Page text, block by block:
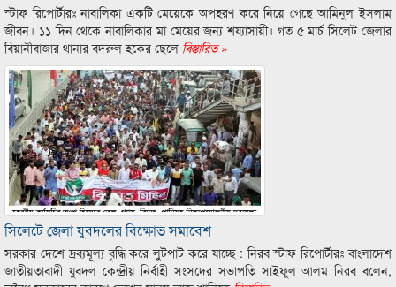
স্টাফ রিপোর্টারঃ নাবালিকা একটি মেয়েকে অপহরণ করে নিয়ে গেছে আমিনুল ইসলাম
জীবন। ১১ দিন থেকে নাবালিকার মা মেয়ের জন্য শয্যাসায়ী। গত ৫ মার্চ সিলেট জেলার
বিয়ানীবাজার থানার বদরুল হকের ছেলে বিস্তারিত »
সিলেটে জেলা যুবদলের বিক্ষোভ সমাবেশ
সরকার দেশে দ্রব্যমূল্য বৃদ্ধি করে লুটপাট করে যাচ্ছে : নিরব স্টাফ রিপোর্টারঃ বাংলাদেশ
জাতীয়তাবাদী যুবদল কেন্দ্রীয় নির্বাহী সংসদের সভাপতি সাইফুল আলম নিরব বলেন,